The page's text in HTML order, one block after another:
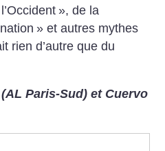
l’Occident », de la
nation » et autres mythes
rien d’autre que du
Paris-Sud) et Cuervo